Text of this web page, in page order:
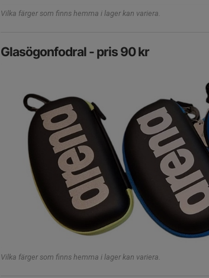
Vilka färger som finns hemma i lager kan variera.
Glasögonfodral - pris 90 kr
Vilka färger som finns hemma i lager kan variera.